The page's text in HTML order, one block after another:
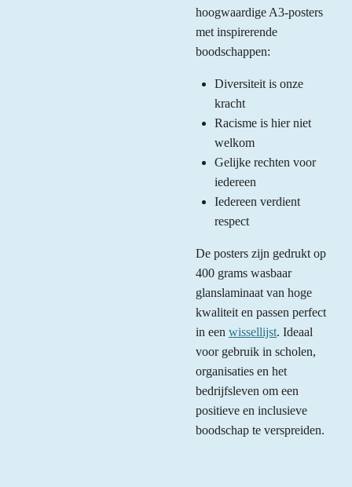
hoogwaardige A3-posters
met inspirerende
boodschappen:
Diversiteit is onze
kracht
Racisme is hier niet
welkom
Gelijke rechten voor
iedereen
Iedereen verdient
respect
De posters zijn gedrukt op
400 grams wasbaar
glanslaminaat van hoge
kwaliteit en passen perfect
in een wissellijst. Ideaal
voor gebruik in scholen,
organisaties en het
bedrijfsleven om een
positieve en inclusieve
boodschap te verspreiden.